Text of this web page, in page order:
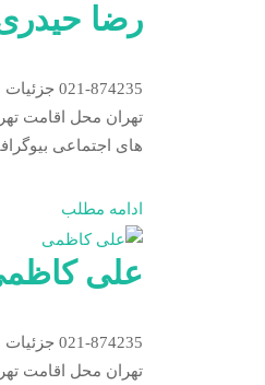
رضا
تهران محل اقامت
های اجتماعی
ادامه مطلب
علی
تهران محل اقامت